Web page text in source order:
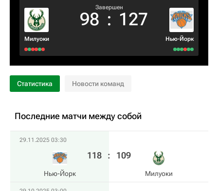
Милуоки
Завершен
98 : 127
Нью-Йорк
Статистика Новости команд
Последние матчи между собой
29.11.2025 03:30
Нью-Йорк
118 : 109
Милуоки